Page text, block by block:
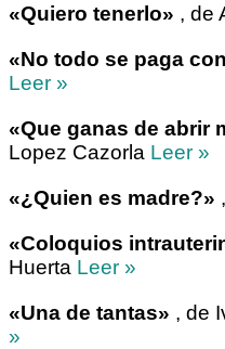
«Quiero tenerlo» , de
«No todo se paga
Leer »
«Que ganas de abrir
Lopez Cazorla Leer »
«¿Quien es madre?»
«Coloquios
Huerta Leer »
«Una de tantas» , de
»